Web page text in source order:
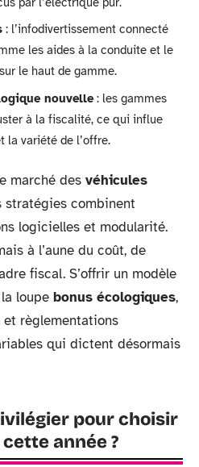
: l’infodivertissement connecté
les aides à la conduite et le
le haut de gamme.
nouvelle: les gammes
à la fiscalité, ce qui influe
la variété de l’offre.
marché des véhicules
stratégies combinent
logicielles et modularité.
à l’aune du coût, de
fiscal. S’offrir un modèle
loupe bonus écologiques,
règlementations
qui dictent désormais
pour choisir
année ?